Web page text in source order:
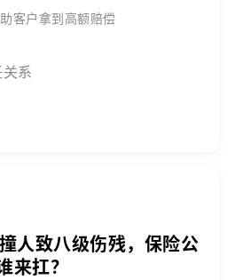
客户拿到高额赔偿
系
人致八级伤残，保险公
来扛？